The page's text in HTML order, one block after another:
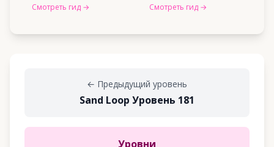
Смотреть гид → Смотреть гид →
← Предыдущий уровень
Sand Loop Уровень 181
Уровни